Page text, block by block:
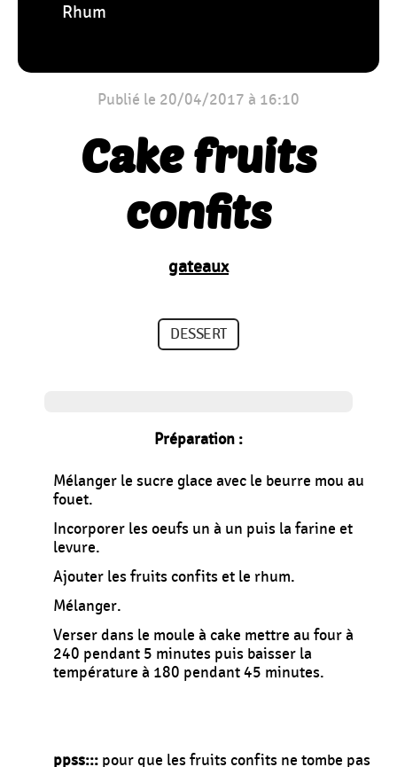
Rhum
Publié le 20/04/2017 à 16:10
Cake fruits
confits
gateaux
DESSERT
Préparation :
Mélanger le sucre glace avec le beurre mou au
fouet.
Incorporer les oeufs un à un puis la farine et
levure.
Ajouter les fruits confits et le rhum.
Mélanger.
Verser dans le moule à cake mettre au four à
240 pendant 5 minutes puis baisser la
température à 180 pendant 45 minutes.
ppss::: pour que les fruits confits ne tombe pas